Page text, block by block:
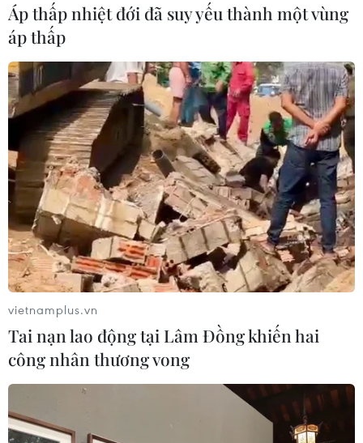
(Vietnam+)
#Nụ cười #Động vật
#Mãn nhãn
#Con mèo
#Con chó #Con khỉ
Theo dõi VietnamPlus
Áp thấp nhiệt đới đã suy yếu thành một vùng
áp thấp
vietnamplus.vn
Tai nạn lao động tại Lâm Đồng khiến hai
công nhân thương vong